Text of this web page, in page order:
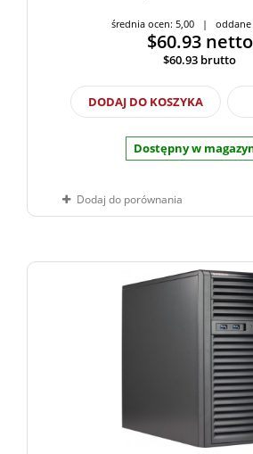
średnia ocen: 5,00 | oddane
$60.93 netto
$60.93 brutto
DODAJ DO KOSZYKA
Dostępny w
Dodaj do porównania